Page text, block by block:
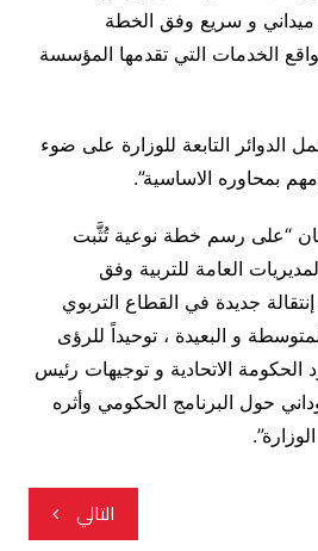
و سريع وفق الخطة
الخدمات التي تقدمها المؤسسة
الدوائر التابعة للوزارة على ضوء
بمحاوره الاساسية”.
“على رسم خطة نوعية تُثَّبت
العامة للتربية وفق
جديدة في القطاع التربوي
و البعيدة ، توحيداً للرؤى
الحكومة الاتحادية و توجيهات رئيس
حول البرنامج الحكومي وأثره
التالي